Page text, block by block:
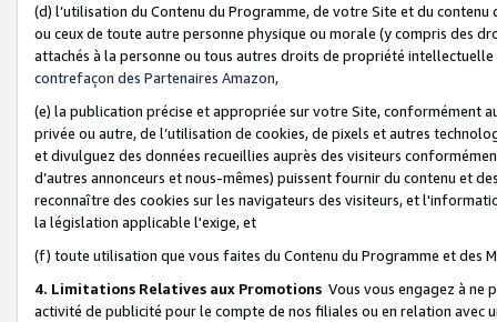
(d) l’utilisation du Contenu du Programme, de votre Site et du
ou ceux de toute autre personne physique ou morale (y compris des
attachés à la personne ou tous autres droits de propriété
contrefaçon des Partenaires Amazon,
(e) la publication précise et appropriée sur votre Site, conformément
privée ou autre, de l’utilisation de cookies, de pixels et autres
et divulguez des données recueillies auprès des visiteurs
d’autres annonceurs et nous-mêmes) puissent fournir du contenu et
reconnaître des cookies sur les navigateurs des visiteurs, et
la législation applicable l'exige, et
(f) toute utilisation que vous faites du Contenu du Programme et des
4. Limitations Relatives aux Promotions Vous vous engagez à ne
activité de publicité pour le compte de nos filiales ou en relation avec